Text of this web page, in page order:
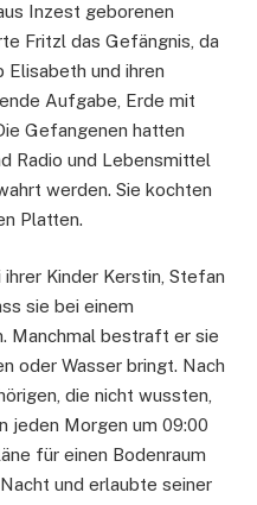
Inzest geborenen
Fritzl das Gefängnis, da
Elisabeth und ihren
Aufgabe, Erde mit
Gefangenen hatten
Radio und Lebensmittel
werden. Sie kochten
Platten.
Kinder Kerstin, Stefan
sie bei einem
Manchmal bestraft er sie
oder Wasser bringt. Nach
die nicht wussten,
jeden Morgen um 09:00
für einen Bodenraum
und erlaubte seiner